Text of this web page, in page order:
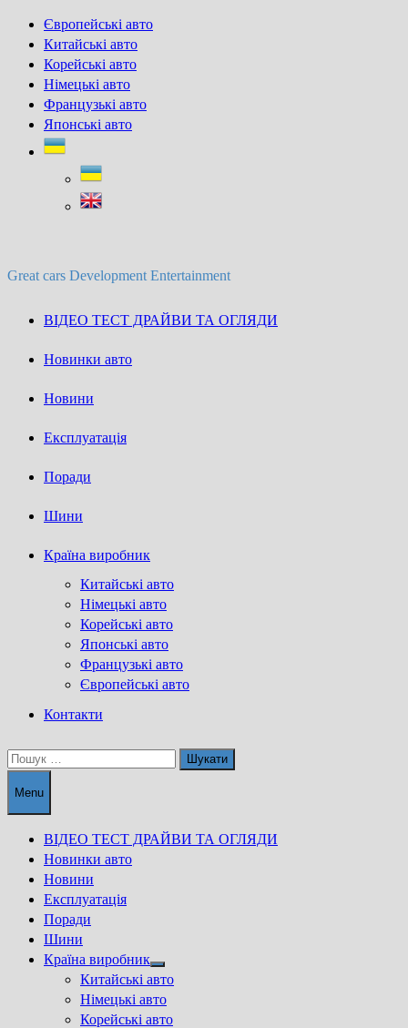
Skip
content
Європейські авто
Китайські авто
Корейські авто
Німецькі авто
Французькі авто
Японські авто
Great cars Development Entertainment
ВІДЕО ТЕСТ ДРАЙВИ ТА ОГЛЯДИ
Новинки авто
Новини
Експлуатація
Поради
Шини
Країна виробник
Китайські авто
Німецькі авто
Корейські авто
Японські авто
Французькі авто
Європейські авто
Контакти
Пошук:
Menu
ВІДЕО ТЕСТ ДРАЙВИ ТА ОГЛЯДИ
Новинки авто
Новини
Експлуатація
Поради
Шини
Країна виробник
Show
sub
menu
Китайські авто
Німецькі авто
Корейські авто